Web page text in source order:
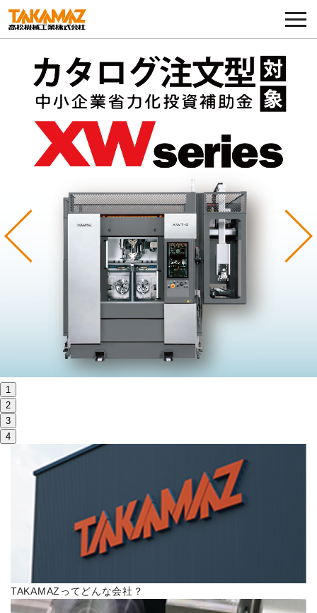
各種お問い合わせ・部品注文
採用に関してはこちらから
企業情報
展示会・イベント
コラム
製品ラインナップ
サステナビリティ
お問い合わせ
高松流技
ご利用に際して
当社のセキュリティへの取り組み
Previous
1
2
3
4
TAKAMAZってどんな会社？